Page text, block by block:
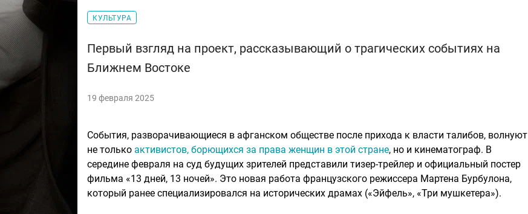
КУЛЬТУРА
Первый взгляд на проект, рассказывающий о трагических событиях на
Ближнем Востоке
19 февраля 2025
События, разворачивающиеся в афганском обществе после прихода к власти талибов, волнуют
не только активистов, борющихся за права женщин в этой стране, но и кинематограф. В
середине февраля на суд будущих зрителей представили тизер-трейлер и официальный постер
фильма «13 дней, 13 ночей». Это новая работа французского режиссера Мартена Бурбулона,
который ранее специализировался на исторических драмах («Эйфель», «Три мушкетера»).